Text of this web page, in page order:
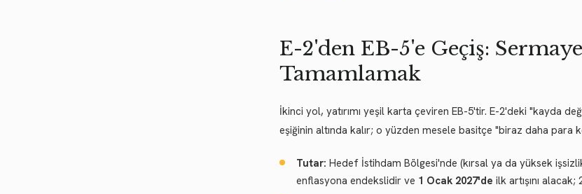
E-2'den EB-5'e Geçiş:
Tamamlamak
İkinci yol, yatırımı yeşil karta çeviren EB-5'tir. E-2'deki "kayda
eşiğinin altında kalır; o yüzden mesele basitçe "biraz daha para
Tutar: Hedef İstihdam Bölgesi'nde (kırsal ya da yüksek
enflasyona endekslidir ve 1 Ocak 2027'de ilk artışını